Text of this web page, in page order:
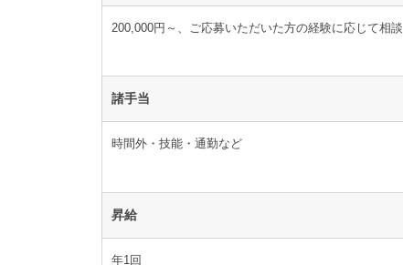
200,000円～、ご応募いただいた方の経験に応じて相談
諸手当
時間外・技能・通勤など
昇給
年1回